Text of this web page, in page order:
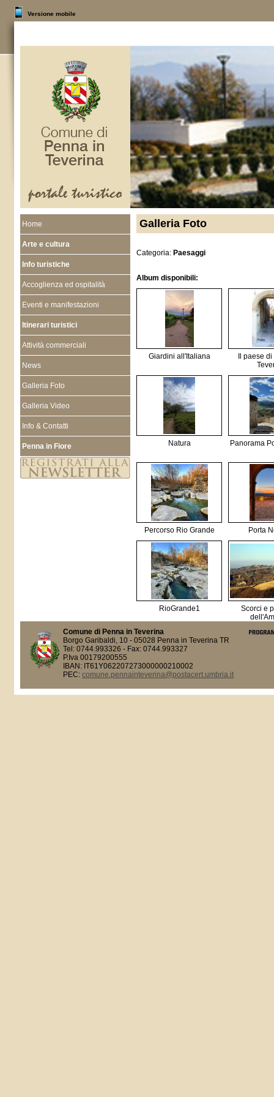
Versione mobile
Home
Arte e cultura
Info turistiche
Accoglienza ed ospitalità
Eventi e manifestazioni
Itinerari turistici
Attività commerciali
News
Galleria Foto
Galleria Video
Info & Contatti
Penna in Fiore
Galleria Foto
Categoria: Paesaggi
Album disponibili:
Giardini all'Italiana
Il paese
Natura Panorama
Percorso Rio Grande Porta
RioGrande1
Scorci e
Comune di Penna in Teverina
Borgo Garibaldi, 10 - 05028 Penna in Teverina TR
Tel: 0744.993326 - Fax: 0744.993327
P.Iva 00179200555
IBAN: IT61Y062207273000000210002
PEC: comune.pennainteverina@postacert.umbria.it